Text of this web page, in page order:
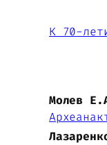
К 70-
Молев